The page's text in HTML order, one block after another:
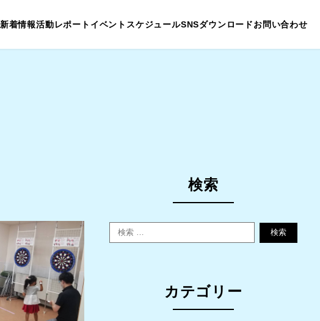
新着情報活動レポート イベントスケジュールSNSダウンロードお問い合わせ
検索
検索
カテゴリー